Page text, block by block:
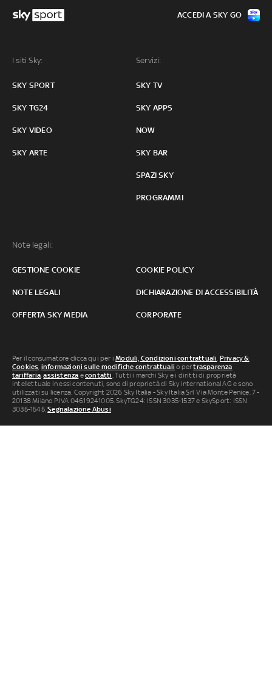
I siti Sky:
SKY SPORT
SKY TG24
SKY VIDEO
SKY ARTE
Servizi:
SKY TV
SKY APPS
NOW
SKY BAR
SPAZI SKY
PROGRAMMI
Note legali:
GESTIONE COOKIE COOKIE POLICY
NOTE LEGALI DICHIARAZIONE DI ACCESSIBILITÀ
OFFERTA SKY MEDIA CORPORATE
ACCEDI A SKY GO
Per il consumatore clicca qui per iModuli, Condizioni contrattuali, Privacy &
Cookies, informazioni sulle modifiche contrattuali o pertrasparenza
tariffaria,assistenza econtatti. Tutti i marchi Sky e i diritti di proprietà
intellettuale in essi contenuti, sono di proprietà di Sky international AG e sono
utilizzati su licenza. Copyright 2026 Sky Italia - Sky Italia Srl Via Monte Penice, 7 -
20138 Milano P.IVA 04619241005. SkyTG24: ISSN 3035-1537 e SkySport: ISSN
3035-1545.Segnalazione Abusi